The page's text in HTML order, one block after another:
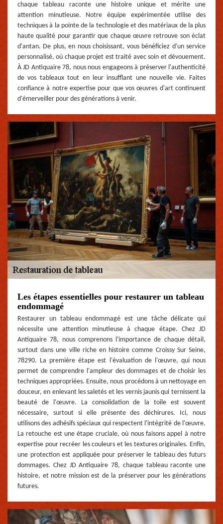
chaque tableau raconte une histoire unique et mérite une
attention minutieuse. Notre équipe expérimentée utilise des
techniques à la pointe de la technologie et des matériaux de la plus
haute qualité pour garantir que chaque œuvre retrouve son éclat
d'antan. De plus, en nous choisissant, vous bénéficiez d'un service
personnalisé, où chaque projet est traité avec soin et dévouement.
À JD Antiquaire 78, nous nous engageons à préserver l'authenticité
de vos tableaux tout en leur insufflant une nouvelle vie. Faites
confiance à notre expertise pour que vos œuvres d'art continuent
d'émerveiller pour des générations à venir.
Les étapes essentielles pour restaurer un tableau
endommagé
Restaurer un tableau endommagé est une tâche délicate qui
nécessite une attention minutieuse à chaque étape. Chez JD
Antiquaire 78, nous comprenons l'importance de chaque détail,
surtout dans une ville riche en histoire comme Croissy Sur Seine,
78290. La première étape est l'évaluation de l'œuvre, qui nous
permet de comprendre l'ampleur des dommages et de choisir les
techniques appropriées. Ensuite, nous procédons à un nettoyage en
douceur, en enlevant les saletés et les vernis jaunis qui ternissent la
beauté de l'œuvre. La consolidation de la toile est souvent
nécessaire, surtout si elle présente des déchirures. Ici, nous
utilisons des adhésifs spéciaux qui respectent l'intégrité de l'œuvre.
La retouche est une étape cruciale, où nous faisons appel à notre
expertise pour recréer les couleurs et les textures originales. Enfin,
une protection est appliquée pour préserver le tableau des futurs
dommages. Chez JD Antiquaire 78, chaque tableau raconte une
histoire, et notre mission est de la préserver pour les générations
futures.